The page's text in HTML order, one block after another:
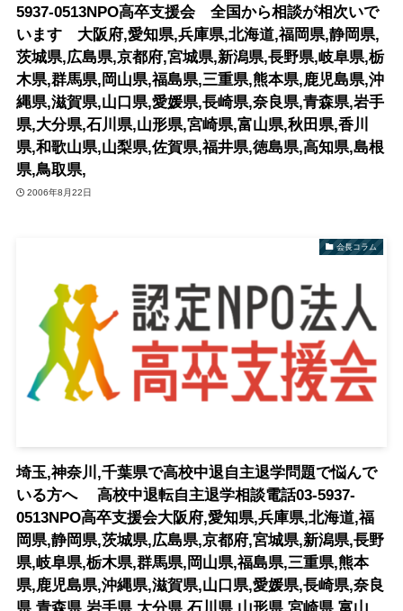
5937-0513NPO高卒支援会 全国から相談が相次いで
います 大阪府,愛知県,兵庫県,北海道,福岡県,静岡県,
茨城県,広島県,京都府,宮城県,新潟県,長野県,岐阜県,栃
木県,群馬県,岡山県,福島県,三重県,熊本県,鹿児島県,沖
縄県,滋賀県,山口県,愛媛県,長崎県,奈良県,青森県,岩手
県,大分県,石川県,山形県,宮崎県,富山県,秋田県,香川
県,和歌山県,山梨県,佐賀県,福井県,徳島県,高知県,島根
県,鳥取県,
2006年8月22日
会長コラム
埼玉,神奈川,千葉県で高校中退自主退学問題で悩んで
いる方へ 高校中退転自主退学相談電話03-5937-
0513NPO高卒支援会大阪府,愛知県,兵庫県,北海道,福
岡県,静岡県,茨城県,広島県,京都府,宮城県,新潟県,長野
県,岐阜県,栃木県,群馬県,岡山県,福島県,三重県,熊本
県,鹿児島県,沖縄県,滋賀県,山口県,愛媛県,長崎県,奈良